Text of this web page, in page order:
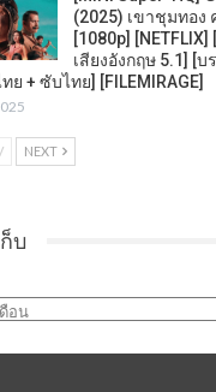
(2025) เขาชุมทอง
[1080p]
เสียงอังกฤษ 5.1] [บ
ทย + ซับไทย] [FILEMIRAGE]
NEXT
บ